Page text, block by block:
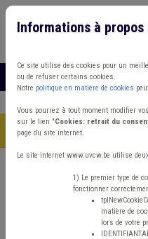
Accueil >Formations
Catalogue
Informations à
Ce site utilise des cookies pour un
ou de refuser certains cookies.
Notre politique en matière de cookies
Vous pourrez à tout moment modifier
sur le lien "Cookies: retrait du
page du site internet.
Le site internet www.uvcw.be utilise
1) Le premier type de
fonctionner
matière de
lors de votre